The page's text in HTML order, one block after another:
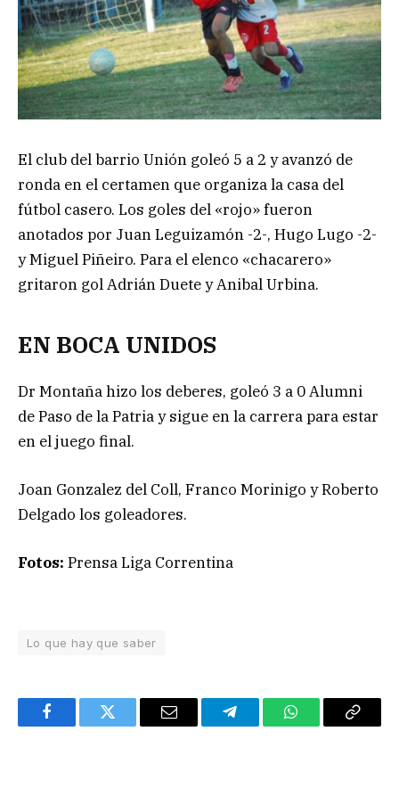
El club del barrio Unión goleó 5 a 2 y avanzó de
ronda en el certamen que organiza la casa del
fútbol casero. Los goles del «rojo» fueron
anotados por Juan Leguizamón -2-, Hugo Lugo -2-
y Miguel Piñeiro. Para el elenco «chacarero»
gritaron gol Adrián Duete y Anibal Urbina.
EN BOCA UNIDOS
Dr Montaña hizo los deberes, goleó 3 a 0 Alumni
de Paso de la Patria y sigue en la carrera para estar
en el juego final.
Joan Gonzalez del Coll, Franco Morinigo y Roberto
Delgado los goleadores.
Fotos: Prensa Liga Correntina
Lo que hay que saber
FacebookTwitter Email TelegramWhatsAppCopy